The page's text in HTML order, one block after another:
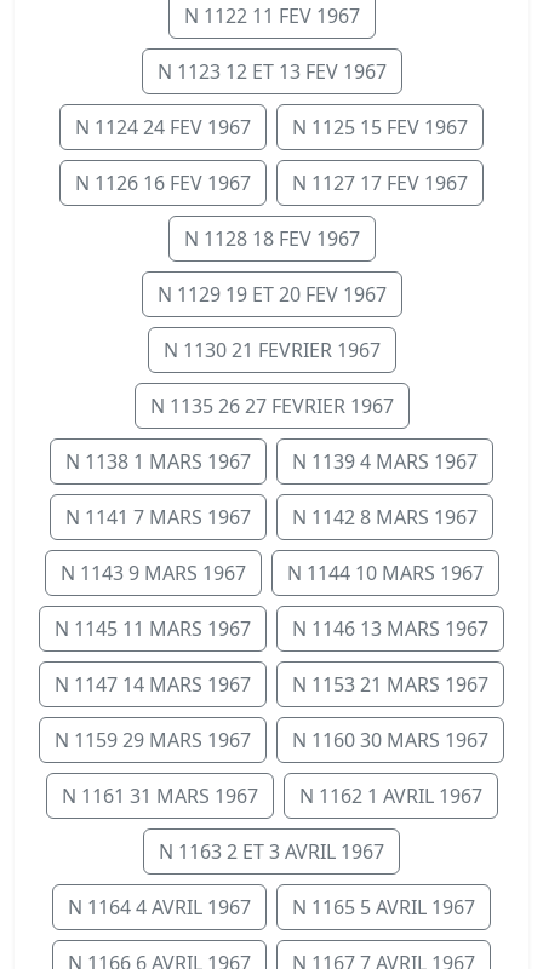
N 1122 11 FEV 1967
N 1123 12 ET 13 FEV 1967
N 1124 24 FEV 1967 N 1125 15 FEV 1967
N 1126 16 FEV 1967 N 1127 17 FEV 1967
N 1128 18 FEV 1967
N 1129 19 ET 20 FEV 1967
N 1130 21 FEVRIER 1967
N 1135 26 27 FEVRIER 1967
N 1138 1 MARS 1967 N 1139 4 MARS 1967
N 1141 7 MARS 1967 N 1142 8 MARS 1967
N 1143 9 MARS 1967 N 1144 10 MARS 1967
N 1145 11 MARS 1967 N 1146 13 MARS 1967
N 1147 14 MARS 1967 N 1153 21 MARS 1967
N 1159 29 MARS 1967 N 1160 30 MARS 1967
N 1161 31 MARS 1967 N 1162 1 AVRIL 1967
N 1163 2 ET 3 AVRIL 1967
N 1164 4 AVRIL 1967 N 1165 5 AVRIL 1967
N 1166 6 AVRIL 1967 N 1167 7 AVRIL 1967